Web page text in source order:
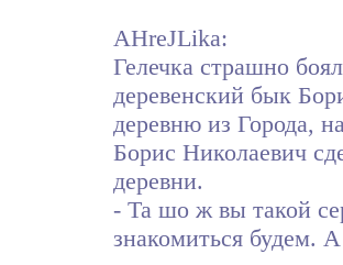
AHreJLika:
Гелечка страшно
деревенский бык
деревню из Города,
Борис Николаевич
деревни.
- Та шо ж вы такой
знакомиться будем.